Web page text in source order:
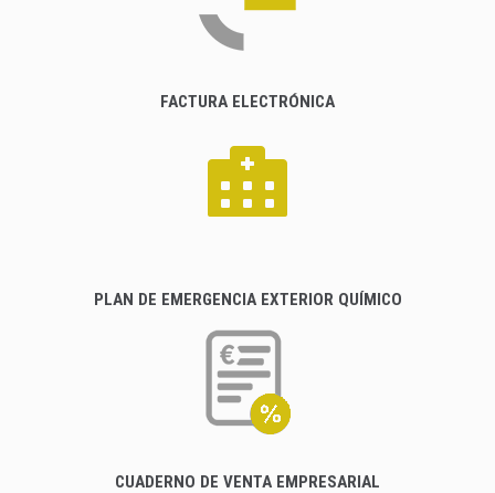
FACTURA ELECTRÓNICA
PLAN DE EMERGENCIA EXTERIOR QUÍMICO
CUADERNO DE VENTA EMPRESARIAL